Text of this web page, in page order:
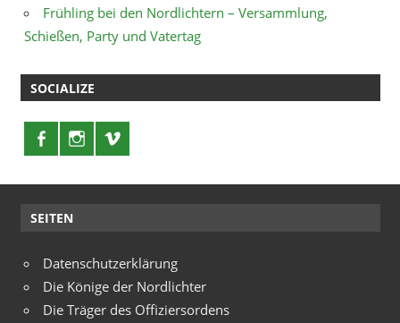
Frühling bei den Nordlichtern – Versammlung,
Schießen, Party und Vatertag
SOCIALIZE
SEITEN
Datenschutzerklärung
Die Könige der Nordlichter
Die Träger des Offiziersordens